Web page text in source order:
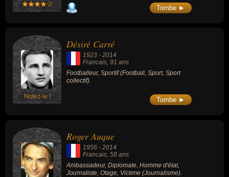
Tombe ►
Notez-le !
Désiré Carré
1923 - 2014
Francais, 91 ans
Footballeur, Sportif (Football, Sport, Sport
collectif).
Tombe ►
Roger Auque
1956 - 2014
Francais , 58 ans
Ambassadeur, Diplomate, Homme d'état,
Journaliste, Otage, Victime (Journalisme).